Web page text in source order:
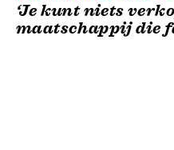
‘Je kunt niets
maatschappij die